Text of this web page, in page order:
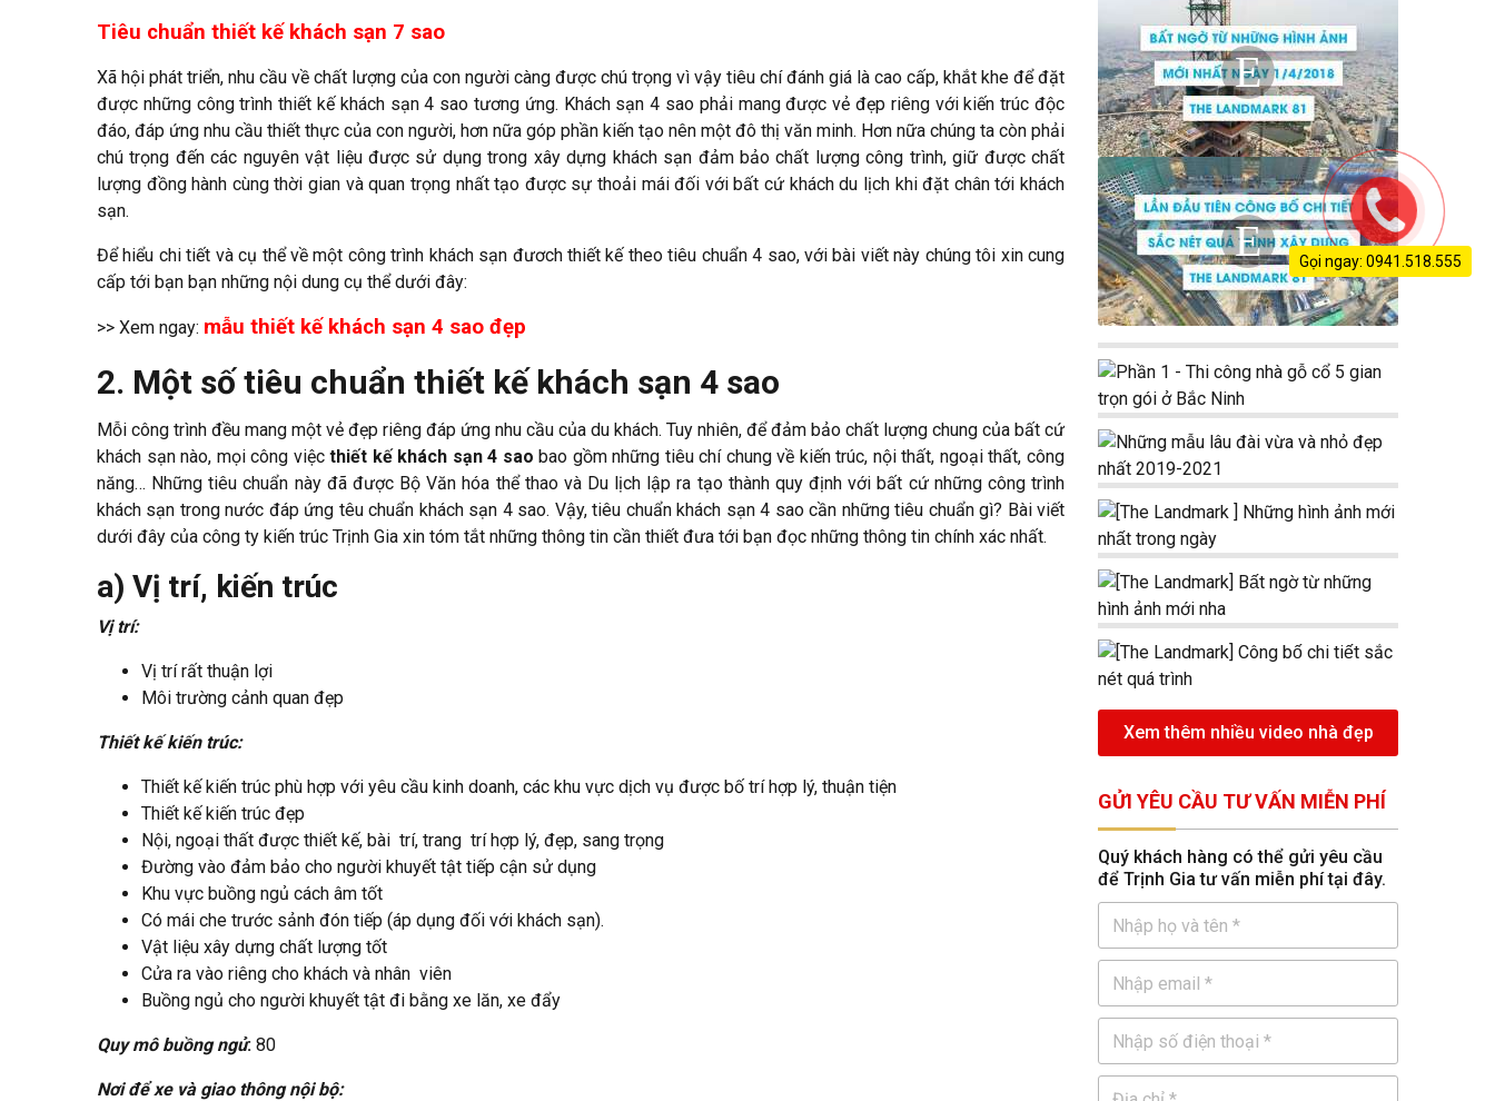
Tiêu chuẩn thiết kế khách sạn 7 sao
Xã hội phát triển, nhu cầu về chất lượng của con người càng được chú trọng vì vậy tiêu chí đánh giá là cao cấp, khắt khe để đặt
được những công trình thiết kế khách sạn 4 sao tương ứng. Khách sạn 4 sao phải mang được vẻ đẹp riêng với kiến trúc độc
đáo, đáp ứng nhu cầu thiết thực của con người, hơn nữa góp phần kiến tạo nên một đô thị văn minh. Hơn nữa chúng ta còn phải
chú trọng đến các nguyên vật liệu được sử dụng trong xây dựng khách sạn đảm bảo chất lượng công trình, giữ được chất
lượng đồng hành cùng thời gian và quan trọng nhất tạo được sự thoải mái đối với bất cứ khách du lịch khi đặt chân tới khách
sạn.
Để hiểu chi tiết và cụ thể về một công trình khách sạn đươch thiết kế theo tiêu chuẩn 4 sao, với bài viết này chúng tôi xin cung
cấp tới bạn bạn những nội dung cụ thể dưới đây:
>> Xem ngay: mẫu thiết kế khách sạn 4 sao đẹp
2. Một số tiêu chuẩn thiết kế khách sạn 4 sao
Mỗi công trình đều mang một vẻ đẹp riêng đáp ứng nhu cầu của du khách. Tuy nhiên, để đảm bảo chất lượng chung của bất cứ
khách sạn nào, mọi công việcthiết kế khách sạn 4 sao bao gồm những tiêu chí chung về kiến trúc, nội thất, ngoại thất, công
năng… Những tiêu chuẩn này đã được Bộ Văn hóa thể thao và Du lịch lập ra tạo thành quy định với bất cứ những công trình
khách sạn trong nước đáp ứng têu chuẩn khách sạn 4 sao. Vậy, tiêu chuẩn khách sạn 4 sao cần những tiêu chuẩn gì? Bài viết
dưới đây của công ty kiến trúc Trịnh Gia xin tóm tắt những thông tin cần thiết đưa tới bạn đọc những thông tin chính xác nhất.
a) Vị trí, kiến trúc
Vị trí:
Vị trí rất thuận lợi
Môi trường cảnh quan đẹp
Thiết kế kiến trúc:
Thiết kế kiến trúc phù hợp với yêu cầu kinh doanh, các khu vực dịch vụ được bố trí hợp lý, thuận tiện
Thiết kế kiến trúc đẹp
Nội, ngoại thất được thiết kế, bài trí, trang trí hợp lý, đẹp, sang trọng
Đường vào đảm bảo cho người khuyết tật tiếp cận sử dụng
Khu vực buồng ngủ cách âm tốt
Có mái che trước sảnh đón tiếp (áp dụng đối với khách sạn).
Vật liệu xây dựng chất lượng tốt
Cửa ra vào riêng cho khách và nhân viên
Buồng ngủ cho người khuyết tật đi bằng xe lăn, xe đẩy
Quy mô buồng ngủ: 80
Nơi để xe và giao thông nội bộ:
Xem thêm nhiều video nhà đẹp
GỬI YÊU CẦU TƯ VẤN MIỄN PHÍ
Quý khách hàng có thể gửi yêu cầu
để Trịnh Gia tư vấn miễn phí tại đây.
Gọi ngay: 0941.518.555